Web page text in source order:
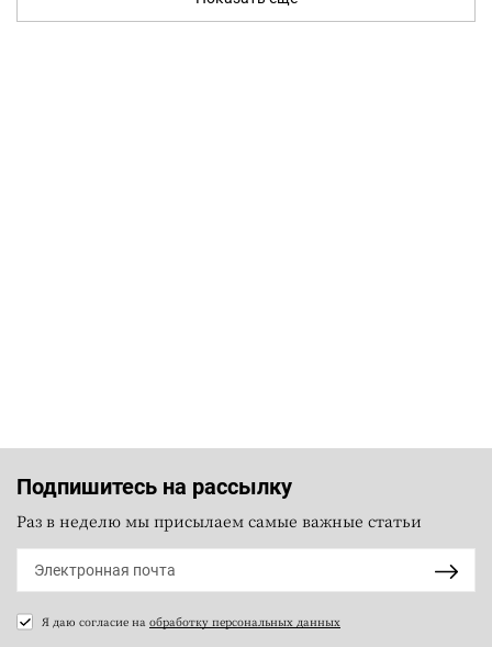
Подпишитесь на рассылку
Раз в неделю мы присылаем самые важные статьи
Я даю согласие на обработку персональных данных